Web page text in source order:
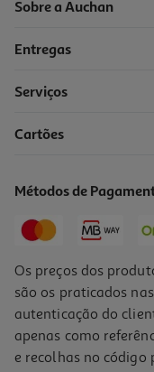
-33%
Price reduced from
2,99 €to
Promoção
Sobre a Auchan
Entregas
Serviços
Cartões
Métodos de
Os preços dos
são os praticados
autenticação do
apenas como
e recolhas no